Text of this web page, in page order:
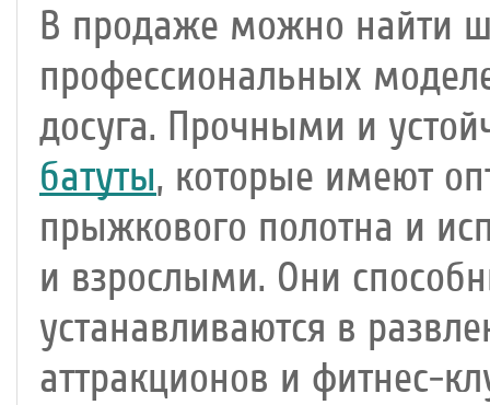
В продаже можно найти
профессиональных
досуга. Прочными и
батуты, которые имеют
прыжкового полотна и
и взрослыми. Они
устанавливаются в
аттракционов и фитнес-